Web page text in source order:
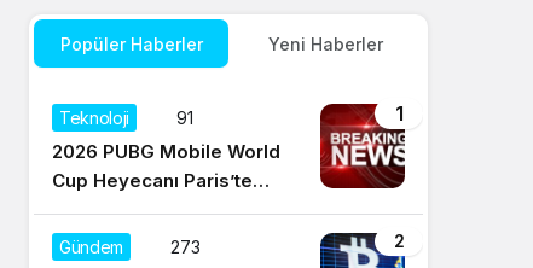
Popüler Haberler Yeni Haberler
1
Teknoloji 91
2026 PUBG Mobile World
Cup Heyecanı Paris’te
Başlıyor
2
Gündem 273